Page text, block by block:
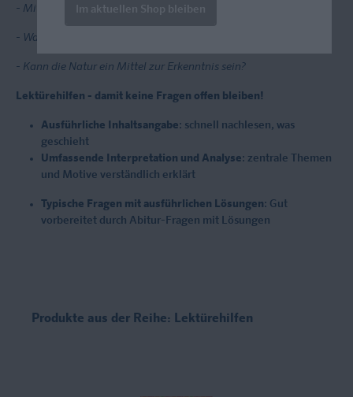
- Mit welchen Motiven werden Bäume verbunden?
- Was versteht man unter einem Erlebnisraum?
- Kann die Natur ein Mittel zur Erkenntnis sein?
Lektürehilfen - damit keine Fragen offen bleiben!
Ausführliche Inhaltsangabe: schnell nachlesen, was
geschieht
Umfassende Interpretation und Analyse: zentrale Themen
und Motive verständlich erklärt
Typische Fragen mit ausführlichen Lösungen: Gut
vorbereitet durch Abitur-Fragen mit Lösungen
Produkte aus der Reihe: Lektürehilfen
Im aktuellen Shop bleiben